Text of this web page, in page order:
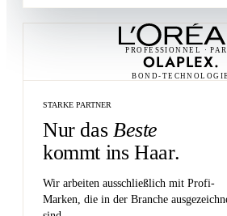
PROFESSIONNEL ·
OLAPLEX.
BOND-TECHNOLOGIE
STARKE PARTNER
Nur das Beste
kommt ins Haar.
Wir arbeiten ausschließlich mit Profi-
Marken, die in der Branche